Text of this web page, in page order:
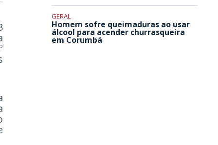
GERAL
Homem sofre queimaduras ao usar
álcool para acender churrasqueira
em Corumbá